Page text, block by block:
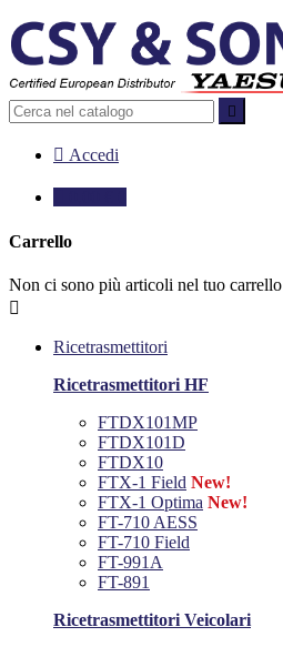

 Accedi
Carrello
Non ci sono più articoli nel tuo carrello

Ricetrasmettitori
Ricetrasmettitori HF
FTDX101MP
FTDX101D
FTDX10
FTX-1 Field New!
FTX-1 Optima New!
FT-710 AESS
FT-710 Field
FT-991A
FT-891
Ricetrasmettitori Veicolari